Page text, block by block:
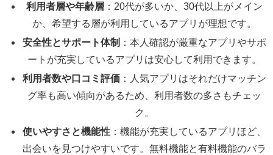
利用者層や年齢層 ：20代が多いか、30代以上がメイン
か、希望する層が利用しているアプリが理想です。
安全性とサポート体制 ：本人確認が厳重なアプリやサポ
ートが充実しているアプリは安心して利用できます。
利用者数や口コミ評価 ：人気アプリはそれだけマッチン
グ率も高い傾向があるため、利用者数の多さもチェッ
ク。
使いやすさと機能性 ：機能が充実しているアプリほど、
出会いを見つけやすいです。無料機能と有料機能のバラ